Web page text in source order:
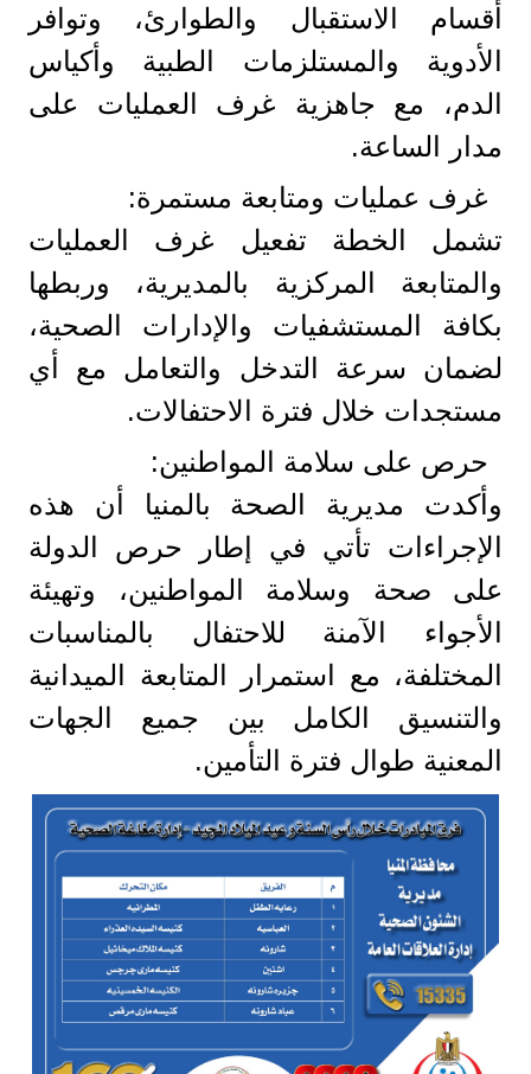
أقسام الاستقبال والطوارئ، وتوافر
الأدوية والمستلزمات الطبية وأكياس
الدم، مع جاهزية غرف العمليات على
مدار الساعة.
غرف عمليات ومتابعة مستمرة:
تشمل الخطة تفعيل غرف العمليات
والمتابعة المركزية بالمديرية، وربطها
بكافة المستشفيات والإدارات الصحية،
لضمان سرعة التدخل والتعامل مع أي
مستجدات خلال فترة الاحتفالات.
حرص على سلامة المواطنين:
وأكدت مديرية الصحة بالمنيا أن هذه
الإجراءات تأتي في إطار حرص الدولة
على صحة وسلامة المواطنين، وتهيئة
الأجواء الآمنة للاحتفال بالمناسبات
المختلفة، مع استمرار المتابعة الميدانية
والتنسيق الكامل بين جميع الجهات
المعنية طوال فترة التأمين.